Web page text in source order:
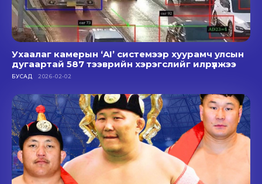
Ухаалаг камерын ‘AI’ системээр хуурамч улсын
дугаартай 587 тээврийн хэрэгслийг илрүүлжээ
БУСАД 2026-02-02